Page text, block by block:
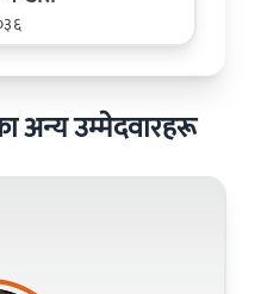
अन्य उम्मेदवारहरू